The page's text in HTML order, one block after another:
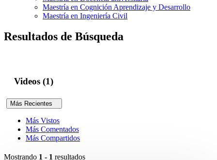
Maestría en Cognición Aprendizaje y Desarrollo
Maestría en Ingeniería Civil
Resultados de Búsqueda
Videos (1)
Más Recientes
Más Vistos
Más Comentados
Más Compartidos
Mostrando 1 - 1 resultados